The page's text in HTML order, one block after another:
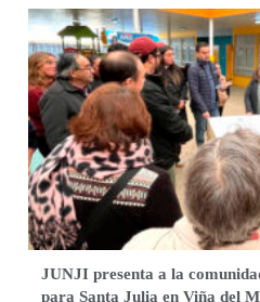
JUNJI presenta a la
para Santa Julia en Viña del